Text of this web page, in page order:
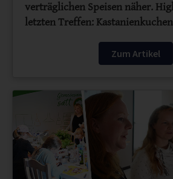
verträglichen Speisen näher.
letzten Treffen:
Zum Artikel